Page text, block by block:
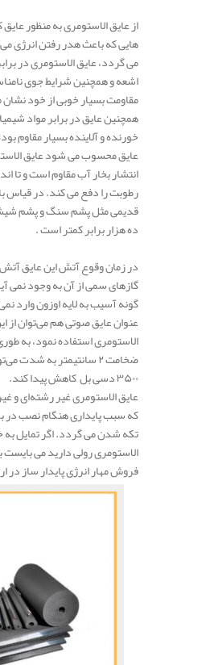
از عایق الاستومری به منظور
هایی که باعث هدر رفتن انرژی
می گردد، عایق الاستومری در
اشعه و همچنین شرایط جوی
مقاومت بسیار خوبی از خود
همچنین عایق در برابر مواد
خورنده و آلاینده بسیار مقاوم
عایق محسوب می شود عایق
انتشار بخار آب مقاوم است و تا
رطوبت را دفع می کند. در قیاس
قدیمی مثل پشم سنگ و پشم
ده هزار برابر کمتر است .
در زمان وقوع آتش این عایق
گازهای سمی از آن به وجود نمی
گونه آسیب به لایه اوزون وارد
عنوان عایق صوتی هم می‌توان از
الاستومری استفاده نمود، به
ضخامت ۲ سانتیمتر به شدت
۳۵۰۰ دسی بل کاهش پیدا کند.
عایق الاستومری غیر رشته‌ای و
که سبب پایداری هنگام نصب در
تکه شدن می گردد. اگر تمایل به
الاستومری رولی دارید می بایست
فروش مهار انرژی پایدار ساز در